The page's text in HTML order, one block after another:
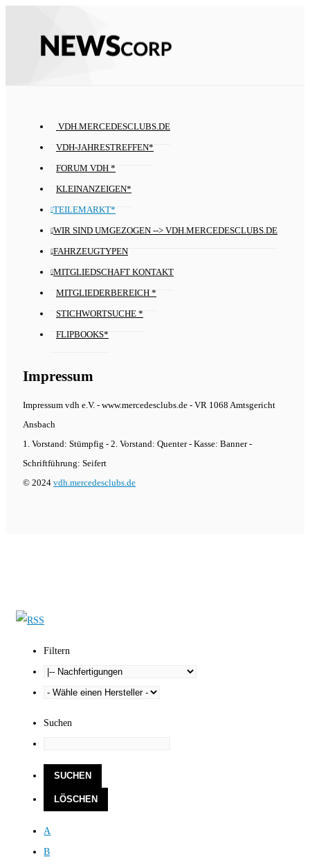
VDH.MERCEDESCLUBS.DE
VDH-JAHRESTREFFEN*
FORUM VDH *
KLEINANZEIGEN*
TEILEMARKT*
WIR SIND UMGEZOGEN --> VDH.MERCEDESCLUBS.DE
FAHRZEUGTYPEN
MITGLIEDSCHAFT KONTAKT
MITGLIEDERBEREICH *
STICHWORTSUCHE *
FLIPBOOKS*
Impressum
Impressum vdh e.V. - www.mercedesclubs.de - VR 1068 Amtsgericht
Ansbach
1. Vorstand: Stümpfig - 2. Vorstand: Quenter - Kasse: Banner -
Schriftführung: Seifert
© 2024 vdh.mercedesclubs.de
Filtern
Suchen
A
B